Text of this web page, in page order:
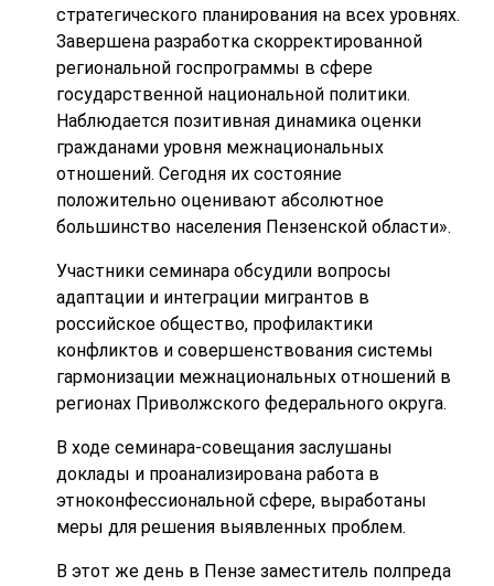
стратегического планирования на всех уровнях.
Завершена разработка скорректированной
региональной госпрограммы в сфере
государственной национальной политики.
Наблюдается позитивная динамика оценки
гражданами уровня межнациональных
отношений. Сегодня их состояние
положительно оценивают абсолютное
большинство населения Пензенской области».
Участники семинара обсудили вопросы
адаптации и интеграции мигрантов в
российское общество, профилактики
конфликтов и совершенствования системы
гармонизации межнациональных отношений в
регионах Приволжского федерального округа.
В ходе семинара-совещания заслушаны
доклады и проанализирована работа в
этноконфессиональной сфере, выработаны
меры для решения выявленных проблем.
В этот же день в Пензе заместитель полпреда